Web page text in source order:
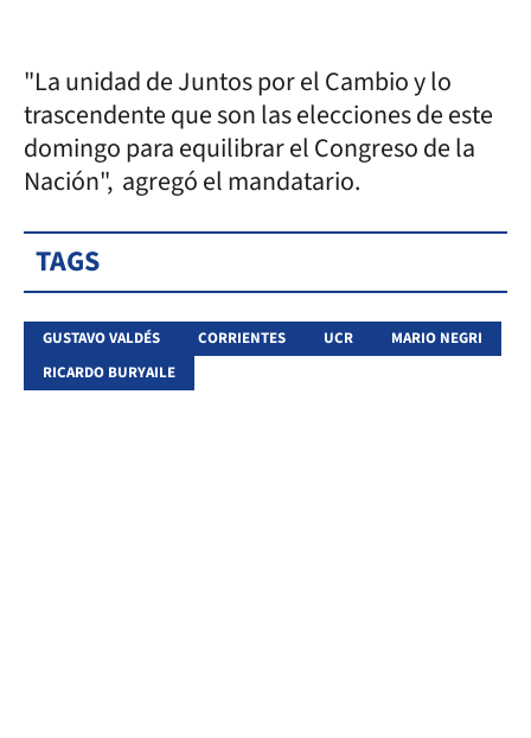
"La unidad de Juntos por el Cambio y lo
trascendente que son las elecciones de este
domingo para equilibrar el Congreso de la
Nación", agregó el mandatario.
TAGS
GUSTAVO VALDÉS CORRIENTES UCR
MARIO NEGRI
RICARDO BURYAILE